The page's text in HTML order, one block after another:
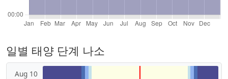
일별 태양 단계 나소
Aug 10